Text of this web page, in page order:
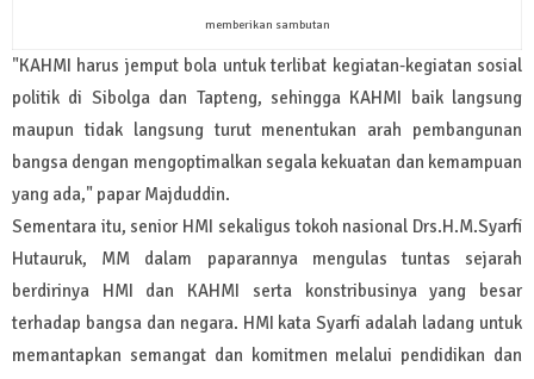
memberikan sambutan
"KAHMI harus jemput bola untuk terlibat kegiatan-kegiatan sosial
politik di Sibolga dan Tapteng, sehingga KAHMI baik langsung
maupun tidak langsung turut menentukan arah pembangunan
bangsa dengan mengoptimalkan segala kekuatan dan kemampuan
yang ada," papar Majduddin.
Sementara itu, senior HMI sekaligus tokoh nasional Drs.H.M.Syarfi
Hutauruk, MM dalam paparannya mengulas tuntas sejarah
berdirinya HMI dan KAHMI serta konstribusinya yang besar
terhadap bangsa dan negara. HMI kata Syarfi adalah ladang untuk
memantapkan semangat dan komitmen melalui pendidikan dan